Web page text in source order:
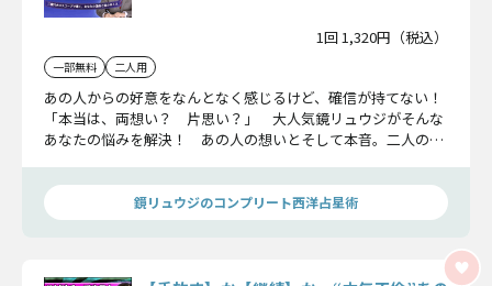
1回 1,320円（税込）
一部無料 二人用
あの人からの好意をなんとなく感じるけど、確信が持てない！
「本当は、両想い？ 片思い？」 大人気鏡リュウジがそんな
あなたの悩みを解決！ あの人の想いとそして本音。二人の恋
鏡リュウジのコンプリート西洋占星術